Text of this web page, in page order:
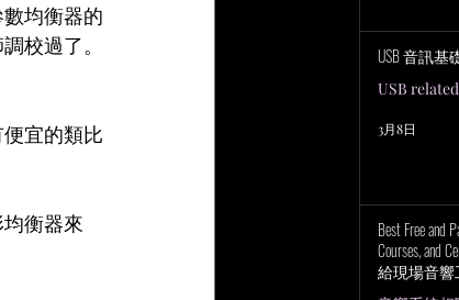
均衡器的
校過了。
宜的類比
衡器來
USB 音訊基
USB related
3月8日
Best Free and
Courses, and
給現場音
上培訓研